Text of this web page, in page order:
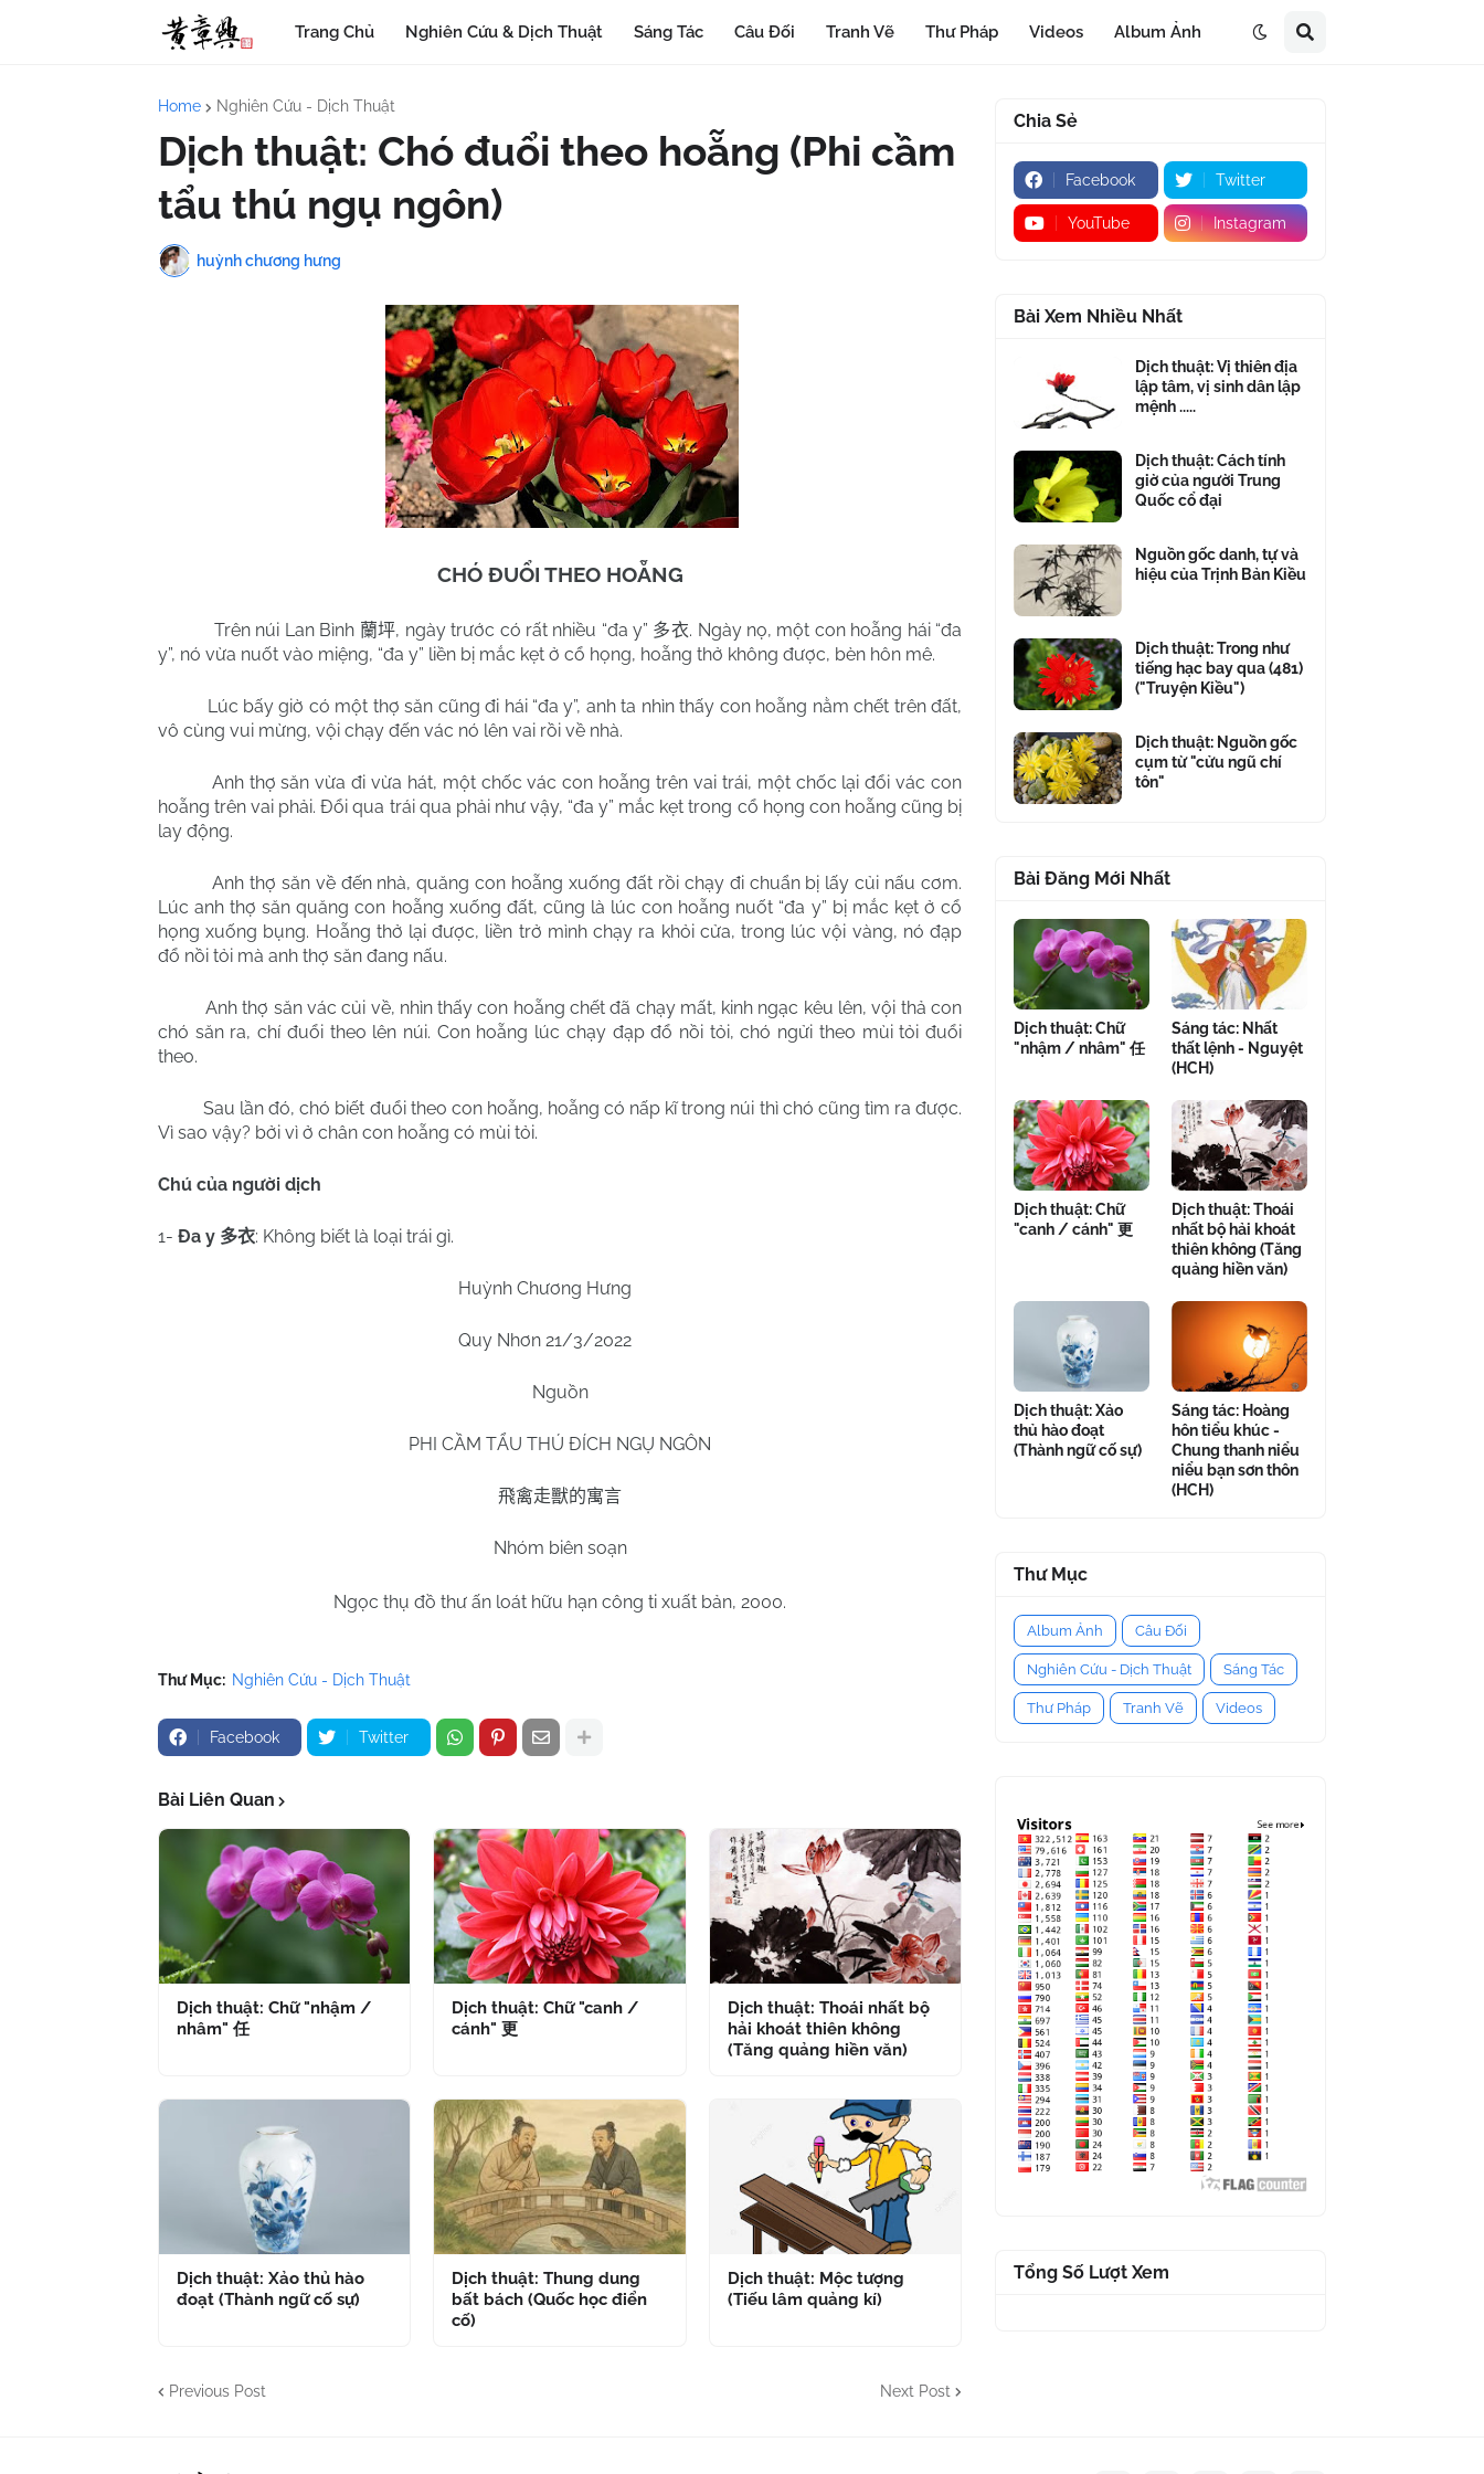
Trang Chủ Nghiên Cứu & Dịch Thuật Sáng Tác Câu Đối Tranh Vẽ Thư Pháp Videos Album Ảnh
Home Nghiên Cứu - Dịch Thuật
Dịch thuật: Chó đuổi theo hoẵng (Phi cầm
tẩu thú ngụ ngôn)
huỳnh chương hưng
CHÓ ĐUỔI THEO HOẴNG
Trên núi Lan Bình 蘭坪, ngày trước có rất nhiều “đa y” 多衣. Ngày nọ, một con hoẵng hái “đa
y”, nó vừa nuốt vào miệng, “đa y” liền bị mắc kẹt ở cổ họng, hoẵng thở không được, bèn hôn mê.
Lúc bấy giờ có một thợ săn cũng đi hái “đa y”, anh ta nhìn thấy con hoẵng nằm chết trên đất,
vô cùng vui mừng, vội chạy đến vác nó lên vai rồi về nhà.
Anh thợ săn vừa đi vừa hát, một chốc vác con hoẵng trên vai trái, một chốc lại đổi vác con
hoẵng trên vai phải. Đổi qua trái qua phải như vậy, “đa y” mắc kẹt trong cổ họng con hoẵng cũng bị
lay động.
Anh thợ săn về đến nhà, quăng con hoẵng xuống đất rồi chạy đi chuẩn bị lấy củi nấu cơm.
Lúc anh thợ săn quăng con hoẵng xuống đất, cũng là lúc con hoẵng nuốt “đa y” bị mắc kẹt ở cổ
họng xuống bụng. Hoẵng thở lại được, liền trở mình chạy ra khỏi cửa, trong lúc vội vàng, nó đạp
đổ nồi tỏi mà anh thợ săn đang nấu.
Anh thợ săn vác củi về, nhìn thấy con hoẵng chết đã chạy mất, kinh ngạc kêu lên, vội thả con
chó săn ra, chí đuổi theo lên núi. Con hoẵng lúc chạy đạp đổ nồi tỏi, chó ngửi theo mùi tỏi đuổi
theo.
Sau lần đó, chó biết đuổi theo con hoẵng, hoẵng có nấp kĩ trong núi thì chó cũng tìm ra được.
Vì sao vậy? bởi vì ở chân con hoẵng có mùi tỏi.
Chú của người dịch
1- Đa y 多衣: Không biết là loại trái gì.
Huỳnh Chương Hưng
Quy Nhơn 21/3/2022
Nguồn
PHI CẦM TẨU THÚ ĐÍCH NGỤ NGÔN
飛禽走獸的寓言
Nhóm biên soạn
Ngọc thụ đồ thư ấn loát hữu hạn công ti xuất bản, 2000.
Thư Mục: Nghiên Cứu - Dịch Thuật
Facebook Twitter
Bài Liên Quan
Dịch thuật: Chữ "nhậm /
nhâm" 任
Dịch thuật: Chữ "canh /
cánh" 更
Dịch thuật: Thoái nhất bộ
hải khoát thiên không
(Tăng quảng hiền văn)
Dịch thuật: Xảo thủ hào
đoạt (Thành ngữ cố sự)
Dịch thuật: Thung dung
bất bách (Quốc học điển
cố)
Dịch thuật: Mộc tượng
(Tiếu lâm quảng kí)
Previous Post Next Post
Chia Sẻ
Facebook Twitter
YouTube Instagram
Bài Xem Nhiều Nhất
Dịch thuật: Vị thiên địa
lập tâm, vị sinh dân lập
mệnh .....
Dịch thuật: Cách tính
giờ của người Trung
Quốc cổ đại
Nguồn gốc danh, tự và
hiệu của Trịnh Bản Kiều
Dịch thuật: Trong như
tiếng hạc bay qua (481)
("Truyện Kiều")
Dịch thuật: Nguồn gốc
cụm từ "cửu ngũ chí
tôn"
Bài Đăng Mới Nhất
Dịch thuật: Chữ
"nhậm / nhâm" 任
Sáng tác: Nhất
thất lệnh - Nguyệt
(HCH)
Dịch thuật: Chữ
"canh / cánh" 更
Dịch thuật: Thoái
nhất bộ hải khoát
thiên không (Tăng
quảng hiền văn)
Dịch thuật: Xảo
thủ hào đoạt
(Thành ngữ cố sự)
Sáng tác: Hoàng
hôn tiểu khúc -
Chung thanh niểu
niểu bạn sơn thôn
(HCH)
Thư Mục
Album Ảnh Câu Đối
Nghiên Cứu - Dịch Thuật Sáng Tác
Thư Pháp Tranh Vẽ Videos
Tổng Số Lượt Xem